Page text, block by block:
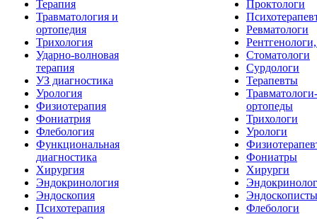
Терапия
Травматология и
ортопедия
Трихология
Ударно-волновая
терапия
УЗ диагностика
Урология
Физиотерапия
Фониатрия
Флебология
Функциональная
диагностика
Хирургия
Эндокринология
Эндоскопия
Психотерапия
Проктологи
Ревматологи
Стоматологи
Сурдологи
Терапевты
Травматологи-
ортопеды
Трихологи
Урологи
Фониатры
Хирурги
Эндоскописты
Флебологи